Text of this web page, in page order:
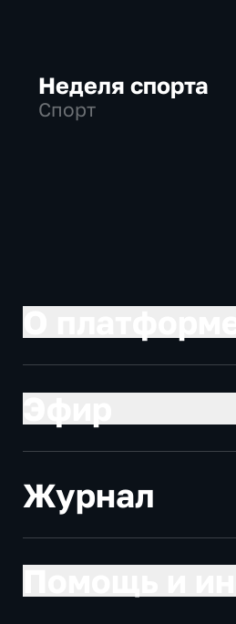
Неделя спорта
Спорт
Журнал